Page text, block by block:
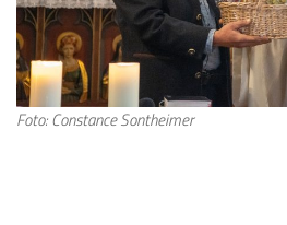
Foto: Constance Sontheimer